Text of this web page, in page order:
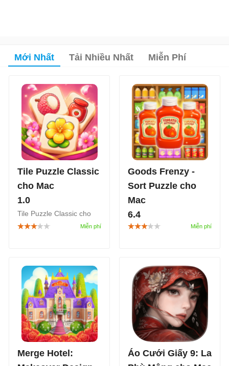
Mới Nhất Tải Nhiều Nhất Miễn Phí
Tile Puzzle Classic
cho Mac
1.0
Tile Puzzle Classic cho
Mac là một tựa game trí
mà không bị ràng buộc
bởi một câu chuyện cụ
thể, tập trung hoàn toàn
vào việc rèn luyện trí não
và thư giãn.
Goods Frenzy -
Sort Puzzle cho
Mac
6.4
Goods Frenzy - Sort
hàng hóa loại bỏ chúng
trên kệ, game thủ sẽ vào
vai một nhân vật phụ
trách việc tổ chức lại các
kệ hàng đang bị xáo trộn.
Merge Hotel:
Áo Cưới Giấy 9: La